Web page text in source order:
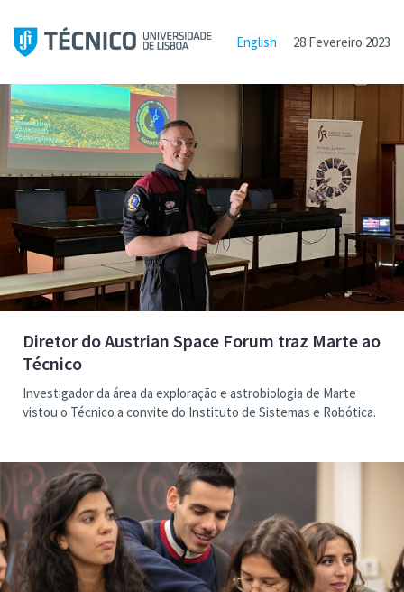
English 28 Fevereiro 2023
Diretor do Austrian Space Forum traz Marte ao
Técnico
Investigador da área da exploração e astrobiologia de Marte
vistou o Técnico a convite do Instituto de Sistemas e Robótica.